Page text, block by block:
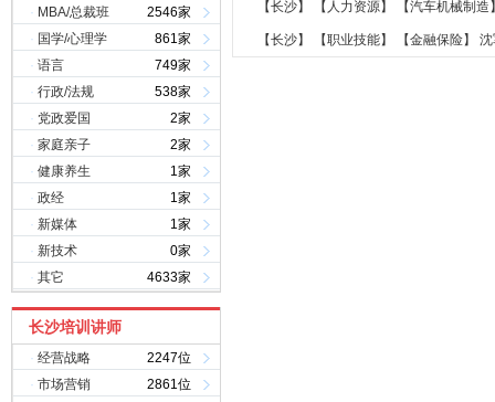
· MBA/总裁班
2546家
· 国学/心理学
861家
· 语言
749家
· 行政/法规
538家
· 党政爱国
2家
· 家庭亲子
2家
· 健康养生
1家
· 政经
1家
· 新媒体
1家
· 新技术
0家
· 其它 4633家
长沙培训讲师
· 经营战略
2247位
· 市场营销
2861位
【长沙】 【人力资源】 【汽车机械制
【长沙】 【职业技能】 【金融保险】